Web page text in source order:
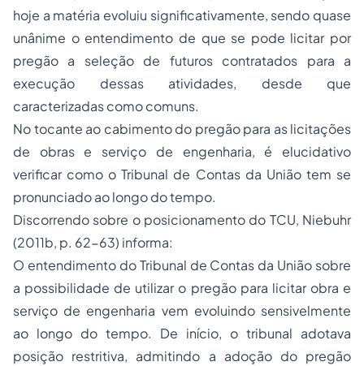
hoje a matéria evoluiu significativamente, sendo quase
unânime o entendimento de que se pode licitar por
pregão a seleção de futuros contratados para a
execução dessas atividades, desde que
caracterizadas como comuns.
No tocante ao cabimento do pregão para as licitações
de obras e serviço de engenharia, é elucidativo
verificar como o Tribunal de Contas da União tem se
pronunciado ao longo do tempo.
Discorrendo sobre o posicionamento do TCU, Niebuhr
(2011b, p. 62-63) informa:
O entendimento do Tribunal de Contas da União sobre
a possibilidade de utilizar o pregão para licitar obra e
serviço de engenharia vem evoluindo sensivelmente
ao longo do tempo. De início, o tribunal adotava
posição restritiva, admitindo a adoção do pregão